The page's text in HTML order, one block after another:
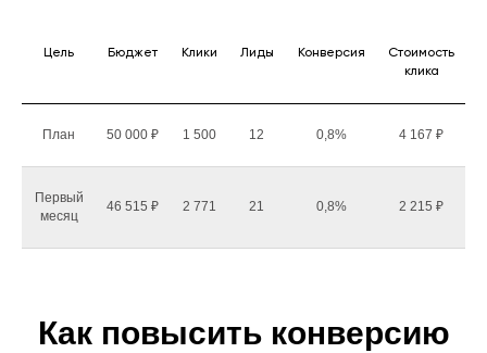
Цель Бюджет Клики Лиды Конверсия
Стоимость
клика
План 50 000 ₽ 1 500 12 0,8% 4 167 ₽
Первый
месяц
46 515 ₽ 2 771 21 0,8% 2 215 ₽
Как повысить конверсию